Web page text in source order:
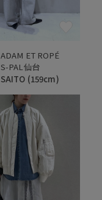
ADAM ET ROPÉ
S-PAL仙台
SAITO (159cm)